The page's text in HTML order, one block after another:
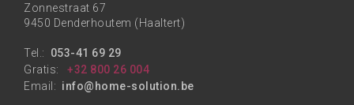
Zonnestraat 67
9450 Denderhoutem (Haaltert)
Tel.: 053-41 69 29
Gratis:
+32 800 26 004
Email: info@home-solution.be